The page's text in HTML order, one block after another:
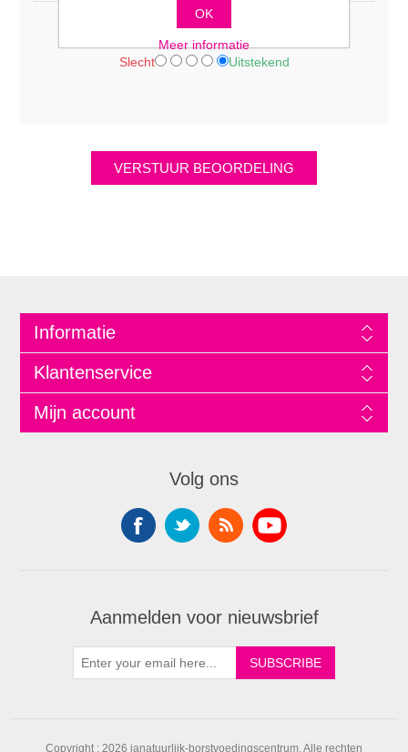
Waardering:
Slecht Uitstekend
Informatie
Klantenservice
Mijn account
Volg ons
Aanmelden voor nieuwsbrief
Copyright ; 2026 janatuurlijk-borstvoedingscentrum. Alle rechten
OK
Meer informatie